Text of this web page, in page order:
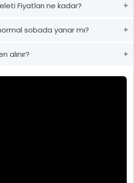
Fiyatları ne kadar?
sobada yanar mı?
alınır?